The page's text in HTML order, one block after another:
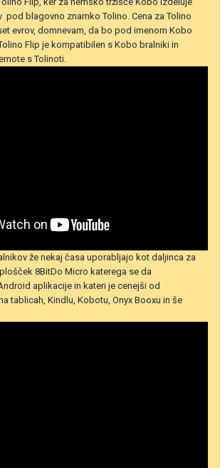
pod blagovno znamko Tolino. Cena za Tolino
evrov, domnevam, da bo pod imenom Kobo
Flip je kompatibilen s Kobo bralniki in
s Tolinoti.
že nekaj časa uporabljajo kot daljinca za
8BitDo Micro katerega se da
aplikacije in kateri je cenejši od
tablicah, Kindlu, Kobotu, Onyx Booxu in še